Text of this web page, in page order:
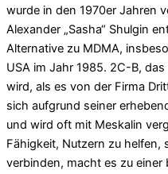
wurde in den 1970er Jahren
Alexander „Sasha“ Shulgin
Alternative zu MDMA,
USA im Jahr 1985. 2C-B,
wird, als es von der Firma
sich aufgrund seiner
und wird oft mit Meskalin
Fähigkeit, Nutzern zu helfen,
verbinden, macht es zu einer